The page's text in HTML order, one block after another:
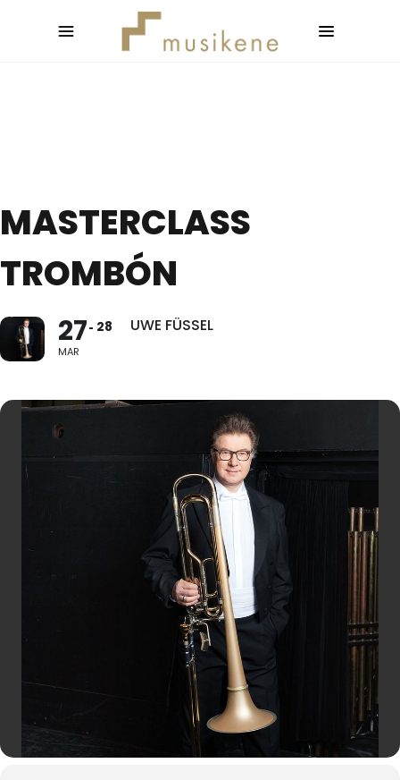
MASTERCLASS
TROMBÓN
27
MAR
28 UWE FÜSSEL